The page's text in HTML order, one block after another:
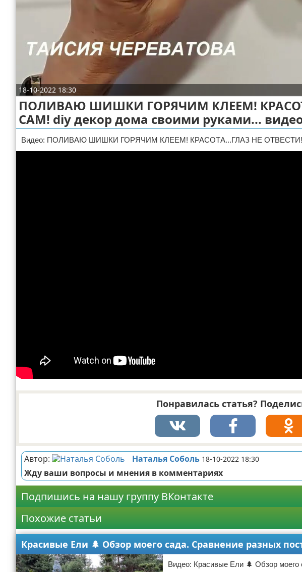
Своими руками
Строительство и ремонт
Отказ от ответственности
18-10-2022 18:30
ПОЛИВАЮ ШИШКИ ГОРЯЧИМ КЛЕЕМ!
САМ! diy декор дома своими руками...
Видео: ПОЛИВАЮ ШИШКИ ГОРЯЧИМ КЛЕЕМ! КРАСОТА...ГЛАЗ НЕ ОТВЕСТИ!
Понравилась статья?
Автор: Наталья Соболь 18-10-2022 18:30
Жду ваши вопросы и мнения в комментариях
Подпишись на нашу группу ВКонтакте
Похожие статьи
Красивые Ели 🌲 Обзор моего сада. Сравнение разных
Видео: Красивые Ели 🌲 Обзор моего